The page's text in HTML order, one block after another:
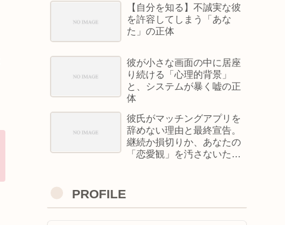
【自分を知る】不誠実な彼
を許容してしまう「あな
た」の正体
彼が小さな画面の中に居座
り続ける「心理的背景」
と、システムが暴く嘘の正
体
彼氏がマッチングアプリを
辞めない理由と最終宣告。
継続か損切りか、あなたの
「恋愛観」を汚さないため
PROFILE